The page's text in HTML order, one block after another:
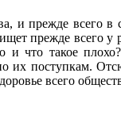
и прежде всего в
прежде всего
и что такое
их поступкам.
всего